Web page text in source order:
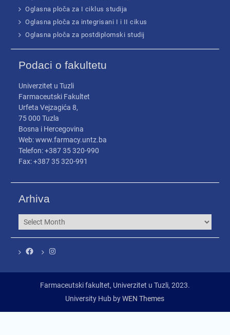
Oglasna ploča za I ciklus studija
Oglasna ploča za integrisani I i II cikus
Oglasna ploča za postdiplomski studij
Podaci o fakultetu
Univerzitet u Tuzli
Farmaceutski Fakultet
Urfeta Vejzagića 8,
75 000 Tuzla
Bosna i Hercegovina
Web: www.farmacy.untz.ba
Telefon: +387 35 320-990
Fax: +387 35 320-991
Arhiva
Arhiva
FacebookInstagram
Farmaceutski fakultet, Univerzitet u Tuzli, 2023.
University Hub byWEN Themes